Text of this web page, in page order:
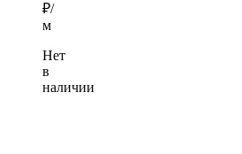
₽/
м
Нет
в
наличии